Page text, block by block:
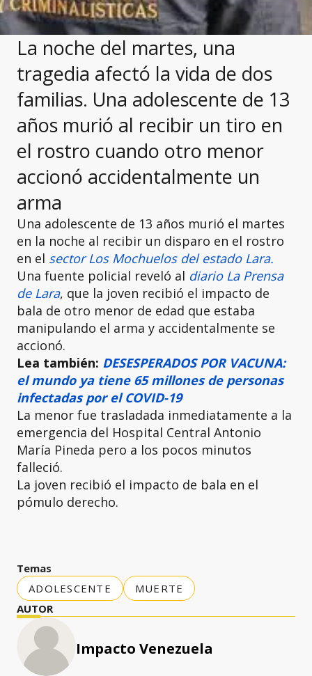
La noche del martes, una
tragedia afectó la vida de dos
familias. Una adolescente de 13
años murió al recibir un tiro en
el rostro cuando otro menor
accionó accidentalmente un
arma
Una adolescente de 13 años murió el martes
en la noche al recibir un disparo en el rostro
en el sector Los Mochuelos del estado Lara.
Una fuente policial reveló al diario La Prensa
de Lara, que la joven recibió el impacto de
bala de otro menor de edad que estaba
manipulando el arma y accidentalmente se
accionó.
Lea también: DESESPERADOS POR VACUNA:
el mundo ya tiene 65 millones de personas
infectadas por el COVID-19
La menor fue trasladada inmediatamente a la
emergencia del Hospital Central Antonio
María Pineda pero a los pocos minutos
falleció.
La joven recibió el impacto de bala en el
pómulo derecho.
Temas
ADOLESCENTE
MUERTE
AUTOR
Impacto Venezuela